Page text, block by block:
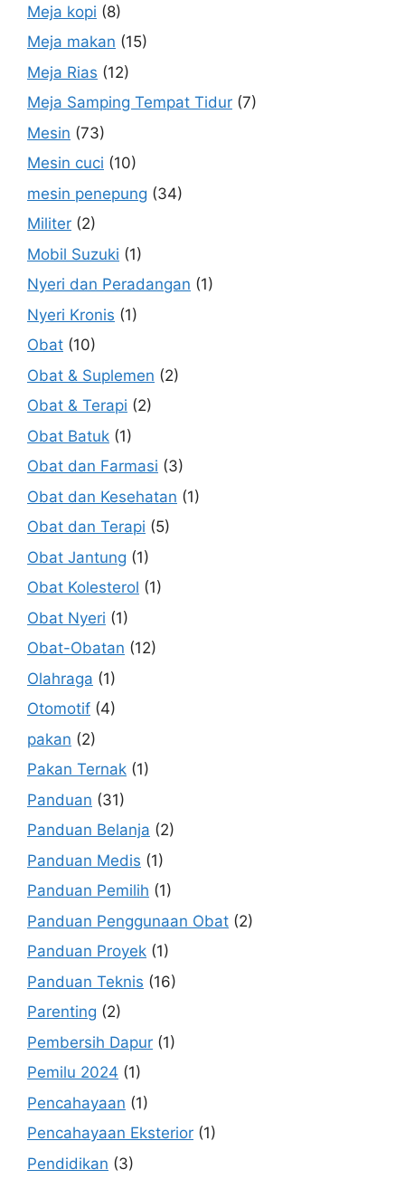
Meja kopi (8)
Meja makan (15)
Meja Rias (12)
Meja Samping Tempat Tidur (7)
Mesin (73)
Mesin cuci (10)
mesin penepung (34)
Militer (2)
Mobil Suzuki (1)
Nyeri dan Peradangan (1)
Nyeri Kronis (1)
Obat (10)
Obat & Suplemen (2)
Obat & Terapi (2)
Obat Batuk (1)
Obat dan Farmasi (3)
Obat dan Kesehatan (1)
Obat dan Terapi (5)
Obat Jantung (1)
Obat Kolesterol (1)
Obat Nyeri (1)
Obat-Obatan (12)
Olahraga (1)
Otomotif (4)
pakan (2)
Pakan Ternak (1)
Panduan (31)
Panduan Belanja (2)
Panduan Medis (1)
Panduan Pemilih (1)
Panduan Penggunaan Obat (2)
Panduan Proyek (1)
Panduan Teknis (16)
Parenting (2)
Pembersih Dapur (1)
Pemilu 2024 (1)
Pencahayaan (1)
Pencahayaan Eksterior (1)
Pendidikan (3)